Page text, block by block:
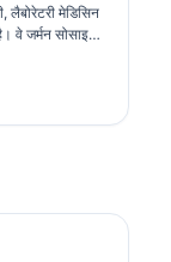
लैबोरेटरी मेडिसिन
वे जर्मन सोसाइटी
पैनल
लैबोरेटरी